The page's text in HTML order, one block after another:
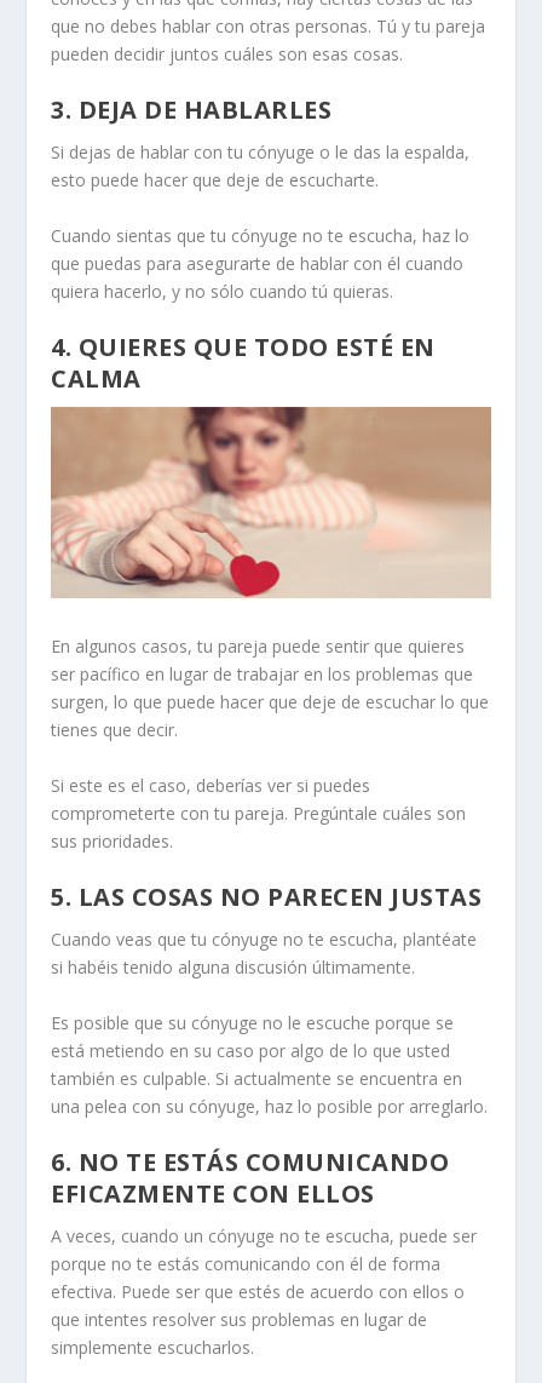
que no debes hablar con otras personas. Tú y tu pareja
pueden decidir juntos cuáles son esas cosas.
3. DEJA DE HABLARLES
Si dejas de hablar con tu cónyuge o le das la espalda,
esto puede hacer que deje de escucharte.
Cuando sientas que tu cónyuge no te escucha, haz lo
que puedas para asegurarte de hablar con él cuando
quiera hacerlo, y no sólo cuando tú quieras.
4. QUIERES QUE TODO ESTÉ EN
CALMA
En algunos casos, tu pareja puede sentir que quieres
ser pacífico en lugar de trabajar en los problemas que
surgen, lo que puede hacer que deje de escuchar lo que
tienes que decir.
Si este es el caso, deberías ver si puedes
comprometerte con tu pareja. Pregúntale cuáles son
sus prioridades.
5. LAS COSAS NO PARECEN JUSTAS
Cuando veas que tu cónyuge no te escucha, plantéate
si habéis tenido alguna discusión últimamente.
Es posible que su cónyuge no le escuche porque se
está metiendo en su caso por algo de lo que usted
también es culpable. Si actualmente se encuentra en
una pelea con su cónyuge, haz lo posible por arreglarlo.
6. NO TE ESTÁS COMUNICANDO
EFICAZMENTE CON ELLOS
A veces, cuando un cónyuge no te escucha, puede ser
porque no te estás comunicando con él de forma
efectiva. Puede ser que estés de acuerdo con ellos o
que intentes resolver sus problemas en lugar de
simplemente escucharlos.